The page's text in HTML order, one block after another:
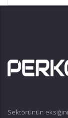
Sektörünün